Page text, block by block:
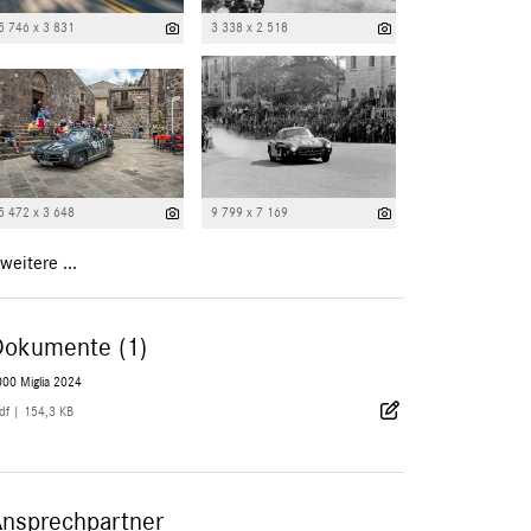
746 x 3 831 3 338 x 2 518
472 x 3 648 9 799 x 7 169
weitere ...
(1)
Miglia 2024
154,3 KB